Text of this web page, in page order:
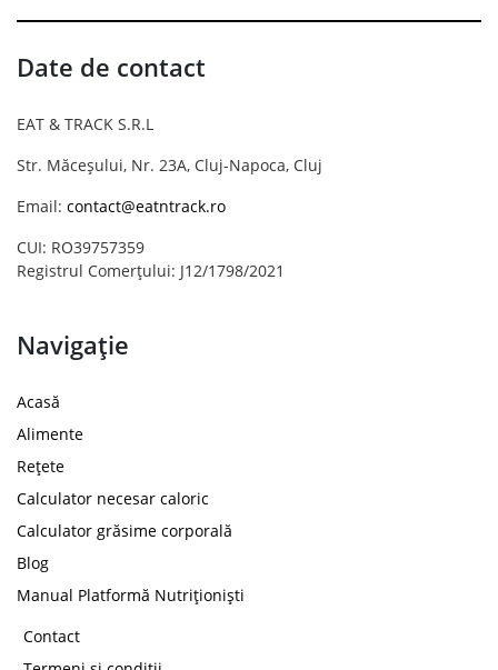
Date de contact
EAT & TRACK S.R.L
Str. Măceșului, Nr. 23A, Cluj-Napoca, Cluj
Email: contact@eatntrack.ro
CUI: RO39757359
Registrul Comerțului: J12/1798/2021
Navigație
Acasă
Alimente
Rețete
Calculator necesar caloric
Calculator grăsime corporală
Blog
Manual Platformă Nutriționiști
Contact